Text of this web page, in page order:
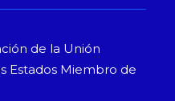
de la Unión
Estados Miembro de